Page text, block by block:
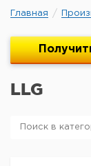
Главная
LLG